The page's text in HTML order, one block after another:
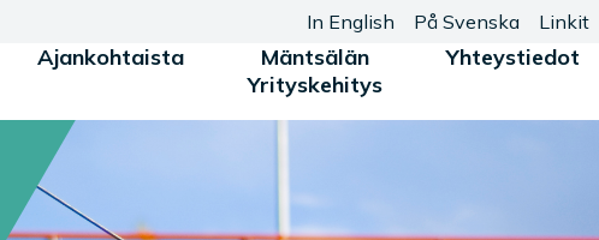
Ajankohtaista
Mäntsälän
Yrityskehitys
Yhteystiedot
In English På Svenska Linkit